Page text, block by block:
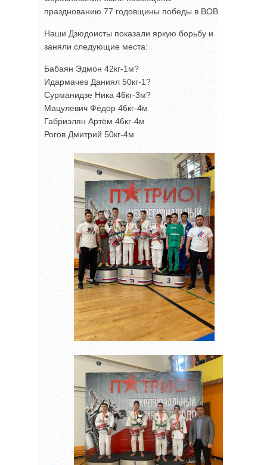
празднованию 77 годовщины победы в ВОВ
Наши Дзюдоисты показали яркую борьбу и
заняли следующие места:
Бабаян Эдмон 42кг-1м?
Идармачев Даниял 50кг-1?
Сурманидзе Ника 46кг-3м?
Мацулевич Фёдор 46кг-4м
Габриэлян Артём 46кг-4м
Рогов Дмитрий 50кг-4м